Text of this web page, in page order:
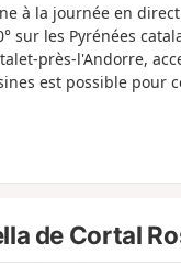
à la journée en
sur les Pyrénées
près-l'Andorre,
est possible pour
de Cortal